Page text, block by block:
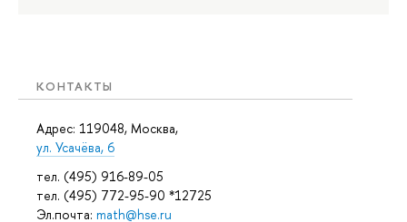
КОНТАКТЫ
Адрес: 119048, Москва,
ул. Усачёва, 6
тел. (495) 916-89-05
тел. (495) 772-95-90 *12725
Эл.почта: math@hse.ru